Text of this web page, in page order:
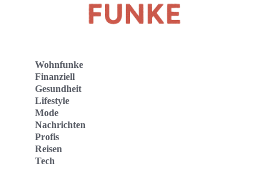
Wohnfunke
Finanziell
Gesundheit
Lifestyle
Mode
Nachrichten
Profis
Reisen
Tech